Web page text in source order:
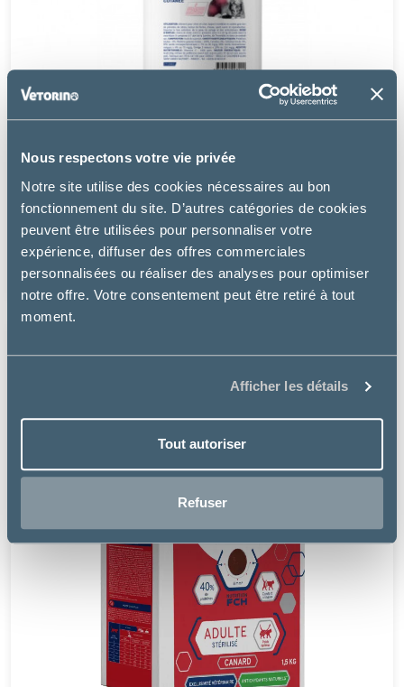
Nous respectons votre vie privée
Notre site utilise des cookies nécessaires au bon
fonctionnement du site. D’autres catégories de cookies
peuvent être utilisées pour personnaliser votre
expérience, diffuser des offres commerciales
personnalisées ou réaliser des analyses pour optimiser
notre offre. Votre consentement peut être retiré à tout
moment.
Afficher les détails
Tout autoriser
Refuser
Tonivet
HUILE DE SAUMON
à partir de
14.99€